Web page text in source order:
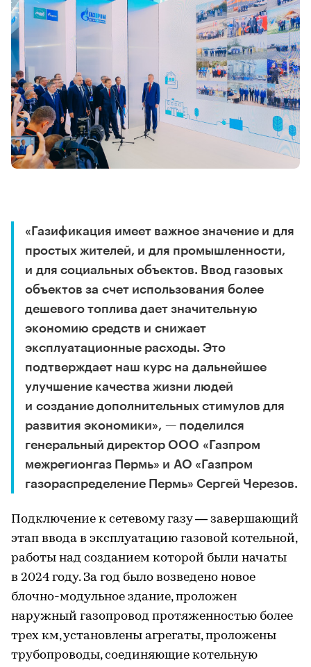
«Газификация имеет важное значение и для
простых жителей, и для промышленности,
и для социальных объектов. Ввод газовых
объектов за счет использования более
дешевого топлива дает значительную
экономию средств и снижает
эксплуатационные расходы. Это
подтверждает наш курс на дальнейшее
улучшение качества жизни людей
и создание дополнительных стимулов для
развития экономики», — поделился
генеральный директор ООО «Газпром
межрегионгаз Пермь» и АО «Газпром
газораспределение Пермь» Сергей Черезов.
Подключение к сетевому газу — завершающий
этап ввода в эксплуатацию газовой котельной,
работы над созданием которой были начаты
в 2024 году. За год было возведено новое
блочно-модульное здание, проложен
наружный газопровод протяженностью более
трех км, установлены агрегаты, проложены
трубопроводы, соединяющие котельную